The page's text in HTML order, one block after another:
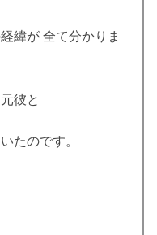
緯が 全て分かりま
彼と
たのです。